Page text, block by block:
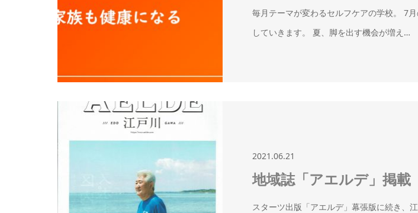
毎月テーマが変わるセルフケアの学校。 7
していきます。 夏、脚を出す機会が増え…
2021.06.21
地域誌「アエルデ」掲載
スターツ出版「アエルデ」幕張版に続き、江